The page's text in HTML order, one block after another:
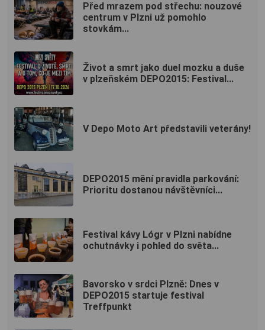
Před mrazem pod střechu: nouzové
centrum v Plzni už pomohlo
stovkám...
Život a smrt jako duel mozku a duše
v plzeňském DEPO2015: Festival...
V Depo Moto Art představili veterány!
DEPO2015 mění pravidla parkování:
Prioritu dostanou návštěvníci...
Festival kávy Lógr v Plzni nabídne
ochutnávky i pohled do světa...
Bavorsko v srdci Plzně: Dnes v
DEPO2015 startuje festival
Treffpunkt